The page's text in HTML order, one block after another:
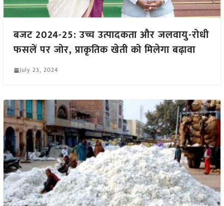
बजट 2024-25: उच्च उत्पादकता और जलवायु-रोधी
फसलें पर जोर, प्राकृतिक खेती को मिलेगा बढ़ावा
July 23, 2024